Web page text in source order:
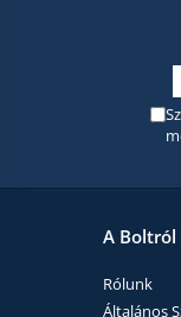
A Boltról
Rólunk
Általános